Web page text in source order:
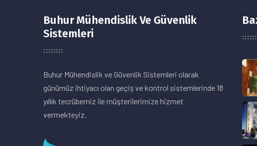
Buhur Mühendislik Ve Güvenlik
Sistemleri
Buhur Mühendislik ve Güvenlik Sistemleri olarak
günümüz ihtiyacı olan geçiş ve kontrol sistemlerinde 18
yıllık tecrübemiz ile müşterilerimize hizmet
vermekteyiz.